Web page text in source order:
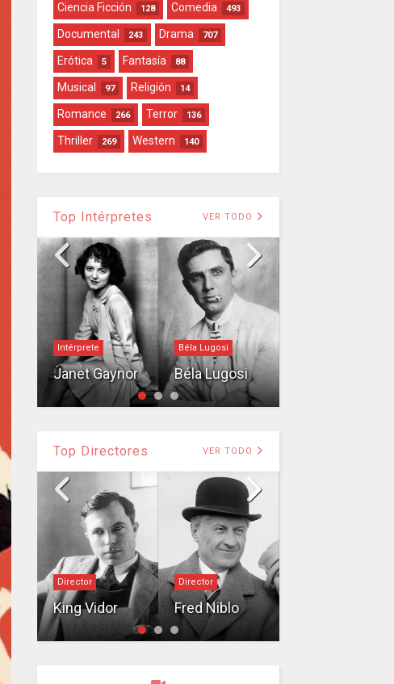
Ciencia Ficción 128 Comedia 493
Documental 243 Drama 707
Erótica 5 Fantasía 88
Musical 97 Religión 14
Romance 266 Terror 136
Thriller 269 Western 140
Top Intérpretes VER TODO
Intérprete
Janet Gaynor
Béla Lugosi
Béla Lugosi
Top Directores VER TODO
Director
King Vidor
Director
Fred Niblo